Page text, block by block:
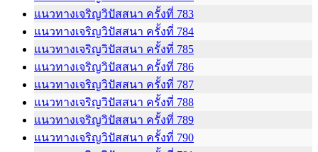
แนวทางเจริญวิปัสสนา ครั้งที่ 783
แนวทางเจริญวิปัสสนา ครั้งที่ 784
แนวทางเจริญวิปัสสนา ครั้งที่ 785
แนวทางเจริญวิปัสสนา ครั้งที่ 786
แนวทางเจริญวิปัสสนา ครั้งที่ 787
แนวทางเจริญวิปัสสนา ครั้งที่ 788
แนวทางเจริญวิปัสสนา ครั้งที่ 789
แนวทางเจริญวิปัสสนา ครั้งที่ 790